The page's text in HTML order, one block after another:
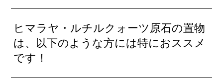
ヒマラヤ・ルチルクォーツ原石の置物
は、以下のような方には特におススメ
です！